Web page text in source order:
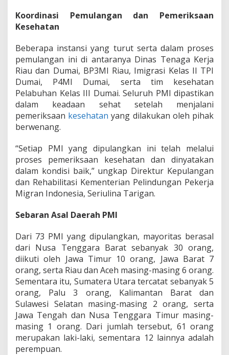
h
s
k
n
K
n
s
i
e
a
d
P
e
m
u
l
a
n
g
a
n
L
a
Koordinasi Pemulangan dan Pemeriksaan
Kesehatan
Beberapa instansi yang turut serta dalam proses
pemulangan ini di antaranya Dinas Tenaga Kerja
Riau dan Dumai, BP3MI Riau, Imigrasi Kelas II TPI
Dumai, P4MI Dumai, serta tim kesehatan
Pelabuhan Kelas III Dumai. Seluruh PMI dipastikan
dalam keadaan sehat setelah menjalani
pemeriksaan kesehatan yang dilakukan oleh pihak
berwenang.
“Setiap PMI yang dipulangkan ini telah melalui
proses pemeriksaan kesehatan dan dinyatakan
dalam kondisi baik,” ungkap Direktur Kepulangan
dan Rehabilitasi Kementerian Pelindungan Pekerja
Migran Indonesia, Seriulina Tarigan.
Sebaran Asal Daerah PMI
Dari 73 PMI yang dipulangkan, mayoritas berasal
dari Nusa Tenggara Barat sebanyak 30 orang,
diikuti oleh Jawa Timur 10 orang, Jawa Barat 7
orang, serta Riau dan Aceh masing-masing 6 orang.
Sementara itu, Sumatera Utara tercatat sebanyak 5
orang, Palu 3 orang, Kalimantan Barat dan
Sulawesi Selatan masing-masing 2 orang, serta
Jawa Tengah dan Nusa Tenggara Timur masing-
masing 1 orang. Dari jumlah tersebut, 61 orang
merupakan laki-laki, sementara 12 lainnya adalah
perempuan.